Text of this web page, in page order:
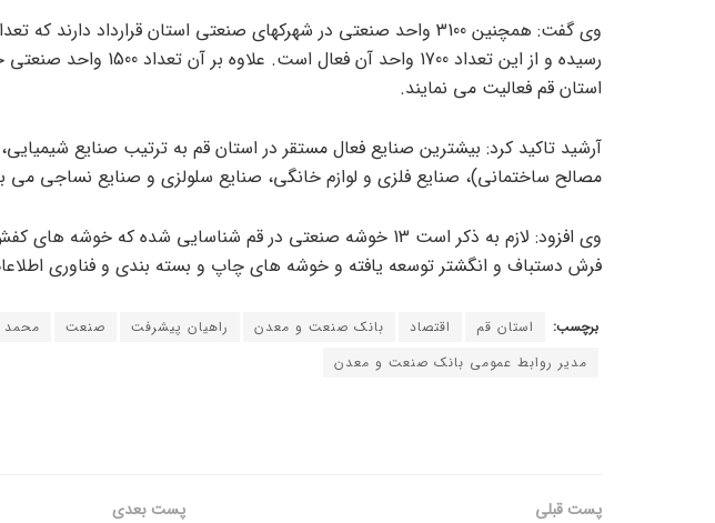
رسیده و از این تعداد 1700 واحد
استان قم فعالیت می نمایند.
آرشید تاکید کرد: بیشترین صنایع فعال مستقر در استان قم به ترتیب صنایع
مصالح ساختمانی)، صنایع فلزی و لوازم خانگی، صنایع سلولزی و صنایع نساجی می
وی افزود: لازم به ذکر است 13 خوشه صنعتی در قم شناسایی شده که
فرش دستباف و انگشتر توسعه یافته و خوشه های چاپ و بسته بندی و فناوری
برچسب: استان قم اقتصاد بانک صنعت و معدن راهیان پیشرفت صنعت
محمد
مدیر روابط عمومی بانک صنعت و معدن
پست قبلی پست بعدی